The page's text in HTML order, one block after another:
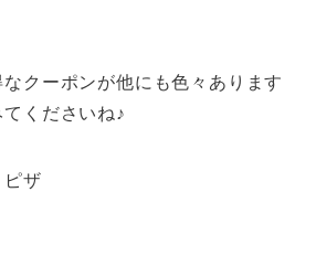
なクーポンが他にも色々あります
くださいね♪
ピザ